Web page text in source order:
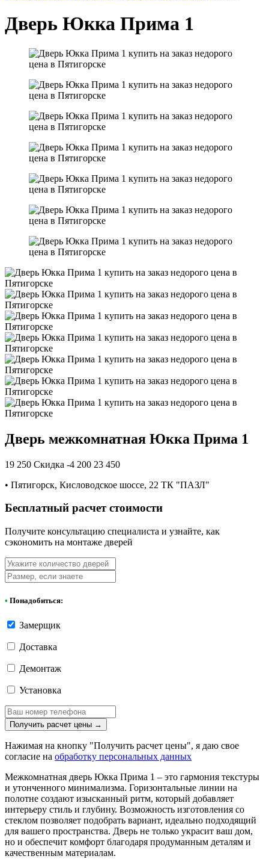
Дверь Юкка Прима 1
Дверь межкомнатная Юкка Прима 1
19 250 Скидка -4 200 23 450
• Пятигорск, Кисловодское шоссе, 22 ТК "ПАЗЛ"
Бесплатный расчет стоимости
Получите консультацию специалиста и узнайте, как
сэкономить на монтаже дверей
• Понадобиться:
Замерщик
Доставка
Демонтаж
Установка
Получить расчет цены →
Нажимая на кнопку "Получить расчет цены", я даю свое
согласие на обработку персональных данных
Межкомнатная дверь Юкка Прима 1 – это гармония текстуры
и утонченного минимализма. Горизонтальные линии на
полотне создают изысканный ритм, который добавляет
интерьеру стиль и глубину. Возможность изготовления со
стеклом позволяет подобрать вариант, идеально подходящий
для вашего пространства. Дверь не только украсит ваш дом,
но и обеспечит комфорт благодаря продуманным деталям и
качественным материалам.